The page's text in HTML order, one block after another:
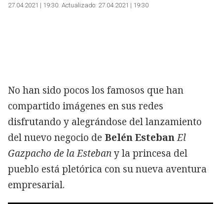
27.04.2021 | 19:30 Actualizado: 27.04.2021 | 19:30
No han sido pocos los famosos que han
compartido imágenes en sus redes
disfrutando y alegrándose del lanzamiento
del nuevo negocio de Belén EstebanEl
Gazpacho de la Estebany la princesa del
pueblo está pletórica con su nueva aventura
empresarial.